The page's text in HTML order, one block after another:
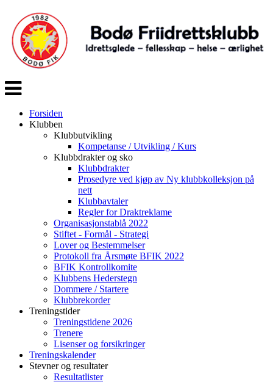
Veksle
navigasjon
Forsiden
Klubben
Klubbutvikling
Kompetanse / Utvikling / Kurs
Klubbdrakter og sko
Klubbdrakter
Prosedyre ved kjøp av Ny klubbkolleksjon på
nett
Klubbavtaler
Regler for Draktreklame
Organisasjonstablå 2022
Stiftet - Formål - Strategi
Lover og Bestemmelser
Protokoll fra Årsmøte BFIK 2022
BFIK Kontrollkomite
Klubbens Hederstegn
Dommere / Startere
Klubbrekorder
Treningstider
Treningstidene 2026
Trenere
Lisenser og forsikringer
Treningskalender
Stevner og resultater
Resultatlister